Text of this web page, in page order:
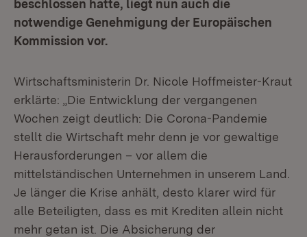
beschlossen hatte, liegt nun auch die
notwendige Genehmigung der Europäischen
Kommission vor.
Wirtschaftsministerin Dr. Nicole Hoffmeister-Kraut
erklärte: „Die Entwicklung der vergangenen
Wochen zeigt deutlich: Die Corona-Pandemie
stellt die Wirtschaft mehr denn je vor gewaltige
Herausforderungen – vor allem die
mittelständischen Unternehmen in unserem Land.
Je länger die Krise anhält, desto klarer wird für
alle Beteiligten, dass es mit Krediten allein nicht
mehr getan ist. Die Absicherung der